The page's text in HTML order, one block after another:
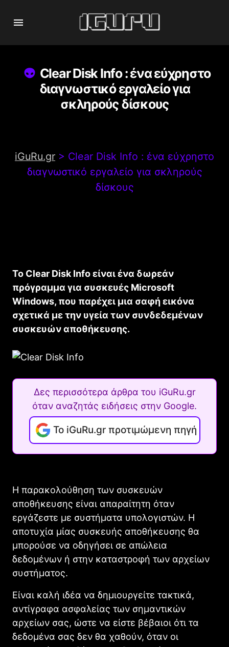
Clear Disk Info : ένα εύχρηστο
διαγνωστικό εργαλείο για
σκληρούς δίσκους
iGuRu.gr > Clear Disk Info : ένα εύχρηστο
διαγνωστικό εργαλείο για σκληρούς
δίσκους
Το Clear Disk Info είναι ένα δωρεάν
πρόγραμμα για συσκευές Microsoft
Windows, που παρέχει μια σαφή εικόνα
σχετικά με την υγεία των συνδεδεμένων
συσκευών αποθήκευσης.
Δες περισσότερα άρθρα του iGuRu.gr
όταν αναζητάς ειδήσεις στην Google.
Το iGuRu.gr προτιμώμενη πηγή
Η παρακολούθηση των συσκευών
αποθήκευσης είναι απαραίτητη όταν
εργάζεστε με συστήματα υπολογιστών. Η
αποτυχία μίας συσκευής αποθήκευσης θα
μπορούσε να οδηγήσει σε απώλεια
δεδομένων ή στην καταστροφή των αρχείων
συστήματος.
Είναι καλή ιδέα να δημιουργείτε τακτικά,
αντίγραφα ασφαλείας των σημαντικών
αρχείων σας, ώστε να είστε βέβαιοι ότι τα
δεδομένα σας δεν θα χαθούν, όταν οι